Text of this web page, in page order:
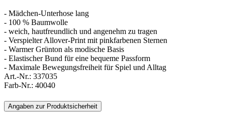
- Mädchen-Unterhose lang
- 100 % Baumwolle
- weich, hautfreundlich und angenehm zu tragen
- Verspielter Allover-Print mit pinkfarbenen Sternen
- Warmer Grünton als modische Basis
- Elastischer Bund für eine bequeme Passform
- Maximale Bewegungsfreiheit für Spiel und Alltag
Art.-Nr.: 337035
Farb-Nr.: 40040
Angaben zur Produktsicherheit